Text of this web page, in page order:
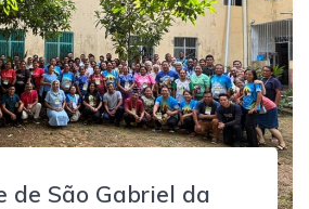
de São Gabriel da